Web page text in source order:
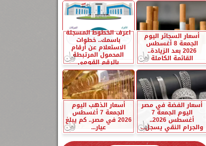
أسعار السجائر اليوم
الجمعة 8 أغسطس
2026 بعد الزيادة..
القائمة الكاملة
اعرف الخطوط المسجلة
باسمك.. خطوات
الاستعلام عن أرقام
المحمول المرتبطة
بالرقم القومي
أسعار الفضة في مصر
اليوم الجمعة 7
أغسطس 2026..
والجرام النقي يسجل...
أسعار الذهب اليوم
الجمعة 7 أغسطس
2026 في مصر.. كم يبلغ
عيار...